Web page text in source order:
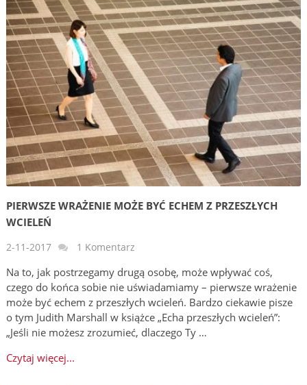
PIERWSZE WRAŻENIE MOŻE BYĆ ECHEM Z PRZESZŁYCH
WCIELEŃ
2-11-2017 1 Komentarz
Na to, jak postrzegamy drugą osobę, może wpływać coś,
czego do końca sobie nie uświadamiamy – pierwsze wrażenie
może być echem z przeszłych wcieleń. Bardzo ciekawie pisze
o tym Judith Marshall w książce „Echa przeszłych wcieleń”:
„Jeśli nie możesz zrozumieć, dlaczego Ty …
Czytaj więcej...